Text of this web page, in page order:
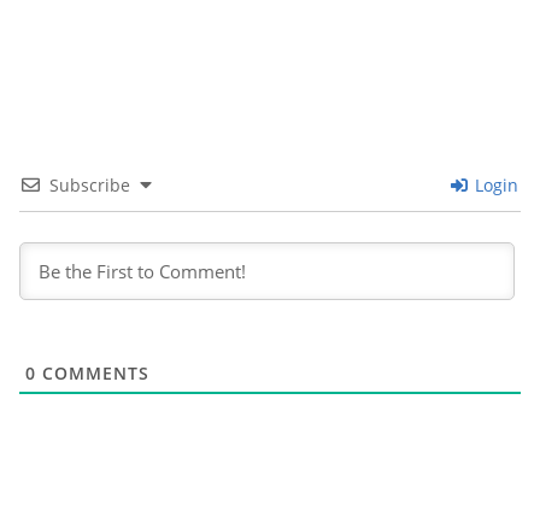
Subscribe Login
0 COMMENTS